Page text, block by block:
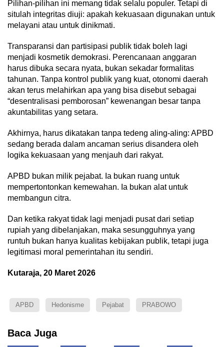
Pilihan-pilihan ini memang tidak selalu populer. Tetapi di
situlah integritas diuji: apakah kekuasaan digunakan untuk
melayani atau untuk dinikmati.
Transparansi dan partisipasi publik tidak boleh lagi
menjadi kosmetik demokrasi. Perencanaan anggaran
harus dibuka secara nyata, bukan sekadar formalitas
tahunan. Tanpa kontrol publik yang kuat, otonomi daerah
akan terus melahirkan apa yang bisa disebut sebagai
“desentralisasi pemborosan” kewenangan besar tanpa
akuntabilitas yang setara.
Akhirnya, harus dikatakan tanpa tedeng aling-aling: APBD
sedang berada dalam ancaman serius disandera oleh
logika kekuasaan yang menjauh dari rakyat.
APBD bukan milik pejabat. Ia bukan ruang untuk
mempertontonkan kemewahan. Ia bukan alat untuk
membangun citra.
Dan ketika rakyat tidak lagi menjadi pusat dari setiap
rupiah yang dibelanjakan, maka sesungguhnya yang
runtuh bukan hanya kualitas kebijakan publik, tetapi juga
legitimasi moral pemerintahan itu sendiri.
Kutaraja, 20 Maret 2026
APBD Hedonisme Pejabat PRABOWO
Baca Juga